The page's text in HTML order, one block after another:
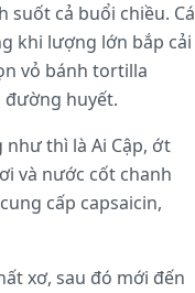
suốt cả buổi chiều. Cá
khi lượng lớn bắp cải
vỏ bánh tortilla
đường huyết.
thì là Ai Cập, ớt
và nước cốt chanh
cấp capsaicin,
xơ, sau đó mới đến